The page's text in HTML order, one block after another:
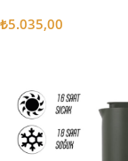
₺5.035,00